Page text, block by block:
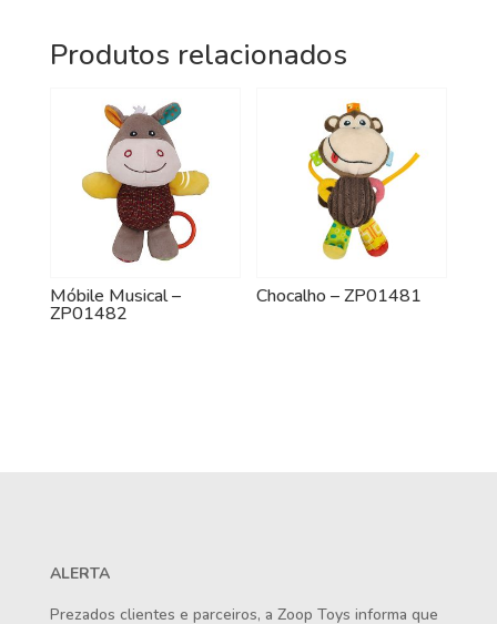
Produtos relacionados
Móbile Musical –
ZP01482
Chocalho – ZP01481
ALERTA
Prezados clientes e parceiros, a Zoop Toys informa que